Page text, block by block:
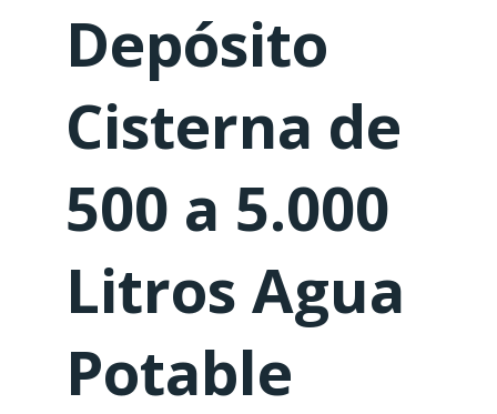
Depósito
Cisterna de
500 a 5.000
Litros Agua
Potable